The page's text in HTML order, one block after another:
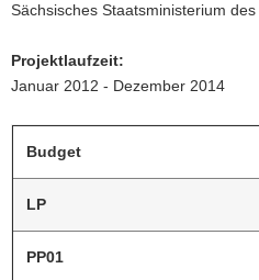
Sächsisches Staatsministerium
Projektlaufzeit:
Januar 2012 - Dezember 2014
Budget
LP
PP01